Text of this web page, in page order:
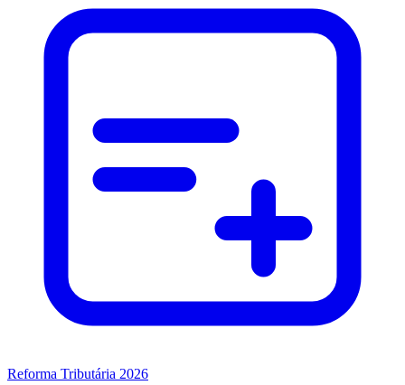
Reforma Tributária 2026